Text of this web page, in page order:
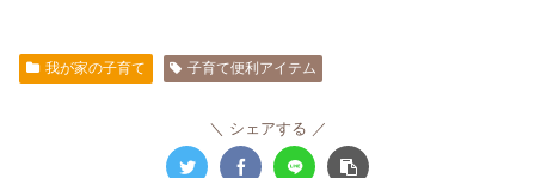
我が家の子育て 子育て便利アイテム
シェアする